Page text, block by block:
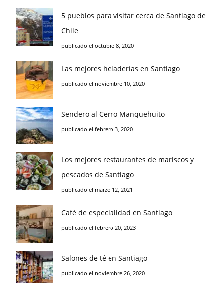
5 pueblos para visitar cerca de Santiago de
Chile
publicado el octubre 8, 2020
Las mejores heladerías en Santiago
publicado el noviembre 10, 2020
Sendero al Cerro Manquehuito
publicado el febrero 3, 2020
Los mejores restaurantes de mariscos y
pescados de Santiago
publicado el marzo 12, 2021
Café de especialidad en Santiago
publicado el febrero 20, 2023
Salones de té en Santiago
publicado el noviembre 26, 2020